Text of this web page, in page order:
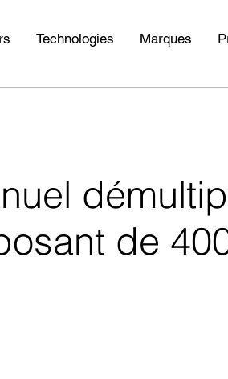
Technologies Marques
de